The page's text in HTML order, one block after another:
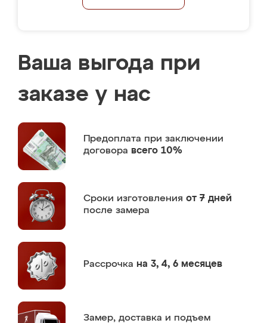
Ваша выгода при
заказе у нас
Предоплата при заключении
договора всего 10%
Сроки изготовления от 7 дней
после замера
Рассрочка на 3, 4, 6 месяцев
Замер, доставка и подъем